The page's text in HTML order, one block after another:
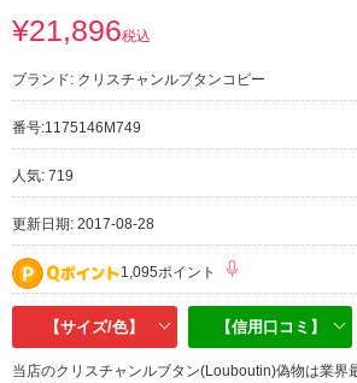
¥21,896税込
ブランド: クリスチャンルブタンコピー
番号:1175146M749
人気: 719
更新日期: 2017-08-28
1,095ポイント
【サイズ/色】 【信用口コミ】
当店のクリスチャンルブタン(Louboutin)偽物は業界